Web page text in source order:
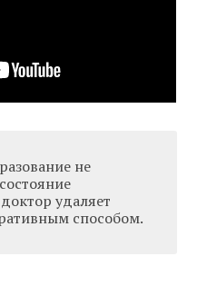
не
удаляет
способом.